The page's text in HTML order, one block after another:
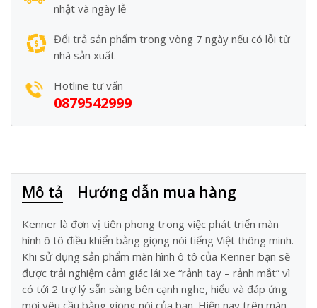
nhật và ngày lễ
Đổi trả sản phẩm trong vòng 7 ngày nếu có lỗi từ
nhà sản xuất
Hotline tư vấn
0879542999
Mô tả Hướng dẫn mua hàng
Kenner là đơn vị tiên phong trong việc phát triển màn
hình ô tô điều khiển bằng giọng nói tiếng Việt thông minh.
Khi sử dụng sản phẩm màn hình ô tô của Kenner bạn sẽ
được trải nghiệm cảm giác lái xe “rảnh tay – rảnh mắt” vì
có tới 2 trợ lý sẵn sàng bên cạnh nghe, hiểu và đáp ứng
mọi yêu cầu bằng giọng nói của bạn. Hiện nay trên màn